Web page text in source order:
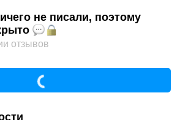
не писали, поэтому
отзывов